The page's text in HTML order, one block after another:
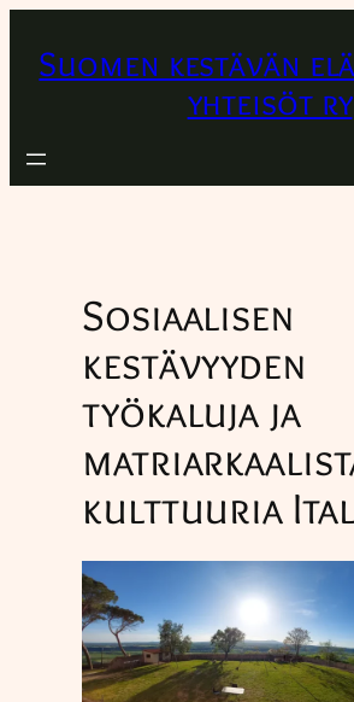
sisältöön
Suomen kestävän
yhteisöt ry
Sosiaalisen
kestävyyden
työkaluja ja
kulttuuria